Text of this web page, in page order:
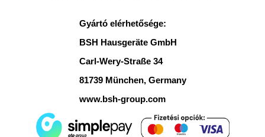
Gyártó elérhetősége:
BSH Hausgeräte GmbH
Carl-Wery-Straße 34
81739 München, Germany
www.bsh-group.com